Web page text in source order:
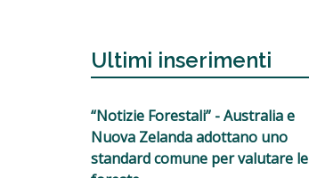
Ultimi inserimenti
“Notizie Forestali” - Australia e
Nuova Zelanda adottano uno
standard comune per valutare le